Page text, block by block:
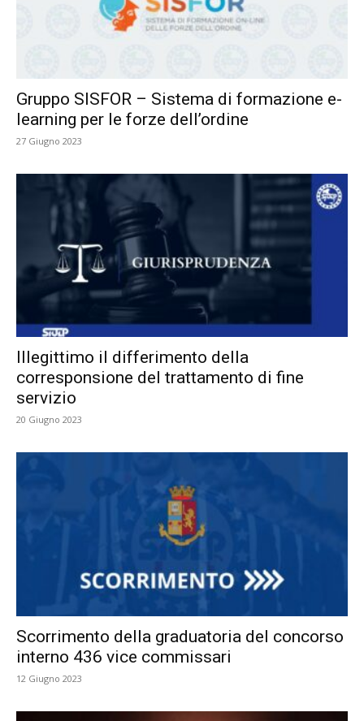
Gruppo SISFOR – Sistema di formazione e-
learning per le forze dell’ordine
27 Giugno 2023
Illegittimo il differimento della
corresponsione del trattamento di fine
servizio
20 Giugno 2023
Scorrimento della graduatoria del concorso
interno 436 vice commissari
12 Giugno 2023